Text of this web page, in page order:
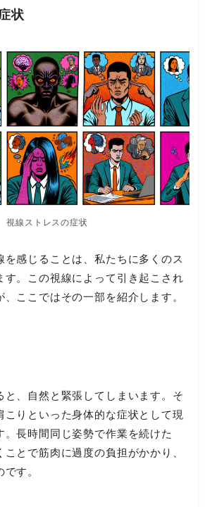
状
視線ストレスの症状
を感じることは、私たちに多くのス
す。この視線によって引き起こされ
ここではその一部を紹介します。
と、自然と緊張してしまいます。そ
こりといった身体的な症状として現
。長時間同じ姿勢で作業を続けた
ことで筋肉に過度の負担がかかり、
す。